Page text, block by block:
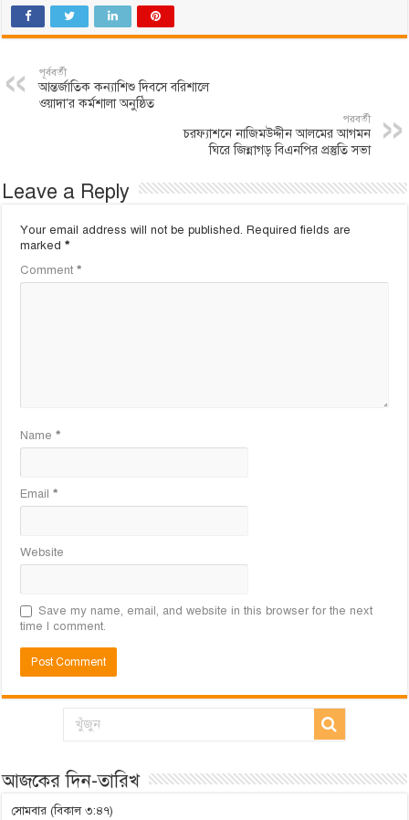
পূর্ববর্তী
আন্তর্জাতিক কন্যাশিশু দিবসে বরিশালে
ওয়াদা’র কর্মশালা অনুষ্ঠিত
পরবর্তী
চরফ্যাশনে নাজিমউদ্দীন আলমের আগমন
ঘিরে জিন্নাগড় বিএনপির প্রস্তুতি সভা
Leave a Reply
Your email address will not be published. Required fields are
marked*
Comment*
Name*
Email*
Website
Save my name, email, and website in this browser for the next
time I comment.
আজকের দিন-তারিখ
সোমবার (বিকাল ৩:৪৭)